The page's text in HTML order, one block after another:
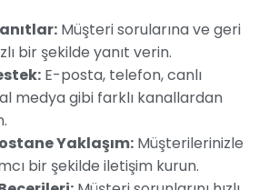
Müşteri sorularına ve geri
bir şekilde yanıt verin.
E-posta, telefon, canlı
medya gibi farklı kanallardan
Yaklaşım: Müşterilerinizle
bir şekilde iletişim kurun.